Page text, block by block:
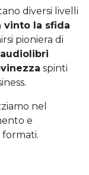
diversi livelli
vinto la sfida
pioniera di
spinti
nel
e